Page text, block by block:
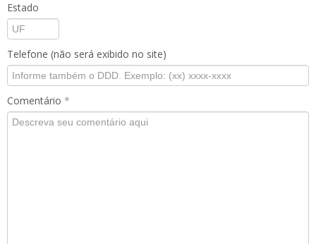
Estado
Telefone (não será exibido no site)
Comentário *